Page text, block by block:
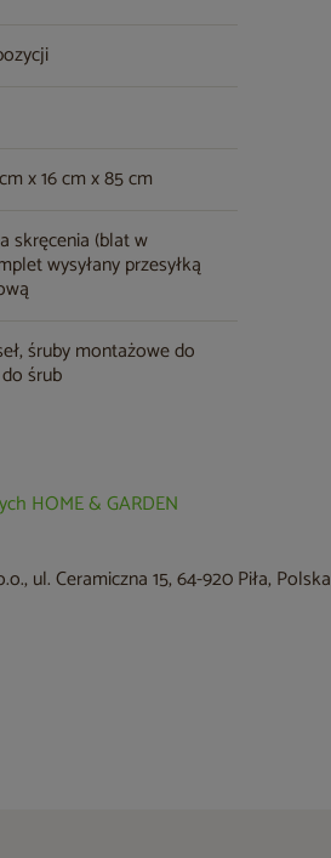
x 16 cm x 85 cm
skręcenia (blat w
wysyłany przesyłką
śruby montażowe do
śrub
HOME & GARDEN
ul. Ceramiczna 15, 64-920 Piła, Polska